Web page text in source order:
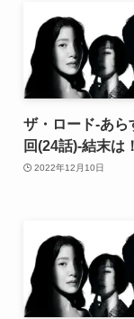
ザ・ロード-あら
回(24話)-結末は
2022年12月10日